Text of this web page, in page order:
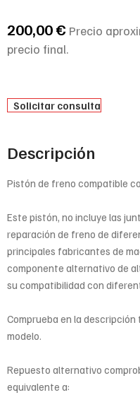
200,00€ Precio
precio final.
Solicitar consulta
Descripción
Pistón de freno compatible
Este pistón, no incluye las
reparación de freno de
principales fabricantes de
componente alternativo de
su compatibilidad con
Comprueba en la
modelo.
Repuesto alternativo
equivalente a: